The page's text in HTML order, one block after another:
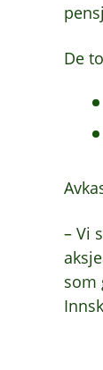
De
– Vi
som